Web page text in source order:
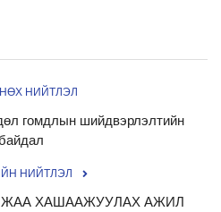
НИЙТЛЭЛ
гомдлын шийдвэрлэлтийн
НИЙТЛЭЛ
ХАШААЖУУЛАХ АЖИЛ